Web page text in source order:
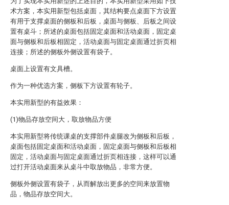
术方案，本实用新型包括桌面，其结构要点桌面下方设置
有用于支撑桌面的侧板和后板，桌面与侧板、后板之间设
置有桌斗；所述的桌面包括固定桌面和活动桌面，固定桌
面与侧板和后板相固定，活动桌面与固定桌面通过折页相
连接；所述的侧板外侧设置有袋子。
桌面上设置有文具槽。
作为一种优选方案，侧板下方设置有轮子。
本实用新型的有益效果：
(1)物品存放空间大，取放物品方便
本实用新型将传统课桌的支撑部件桌腿改为侧板和后板，
桌面包括固定桌面和活动桌面，固定桌面与侧板和后板相
固定，活动桌面与固定桌面通过折页相连接，这样可以通
过打开活动桌面来从桌斗中取放物品，非常方便。
侧板外侧设置有袋子，从而解放出更多的空间来放置物
品，物品存放空间大。